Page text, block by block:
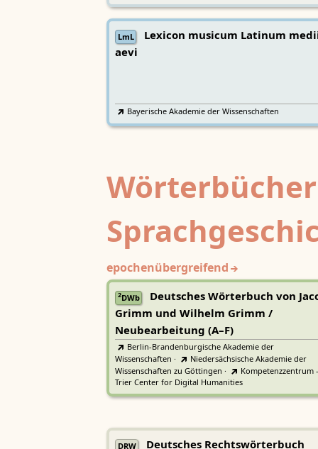
LmL
Lexicon musicum Latinum
aevi
Bayerische Akademie der Wissenschaften
epochenübergreifend
2DWb
Deutsches Wörterbuch von
Grimm und Wilhelm Grimm /
Neubearbeitung (A–F)
Berlin-Brandenburgische Akademie der
Wissenschaften ·
Niedersächsische Akademie der
Wissenschaften zu Göttingen ·
Kompetenzzentrum -
Trier Center for Digital Humanities
DRW Deutsches Rechtswörterbuch